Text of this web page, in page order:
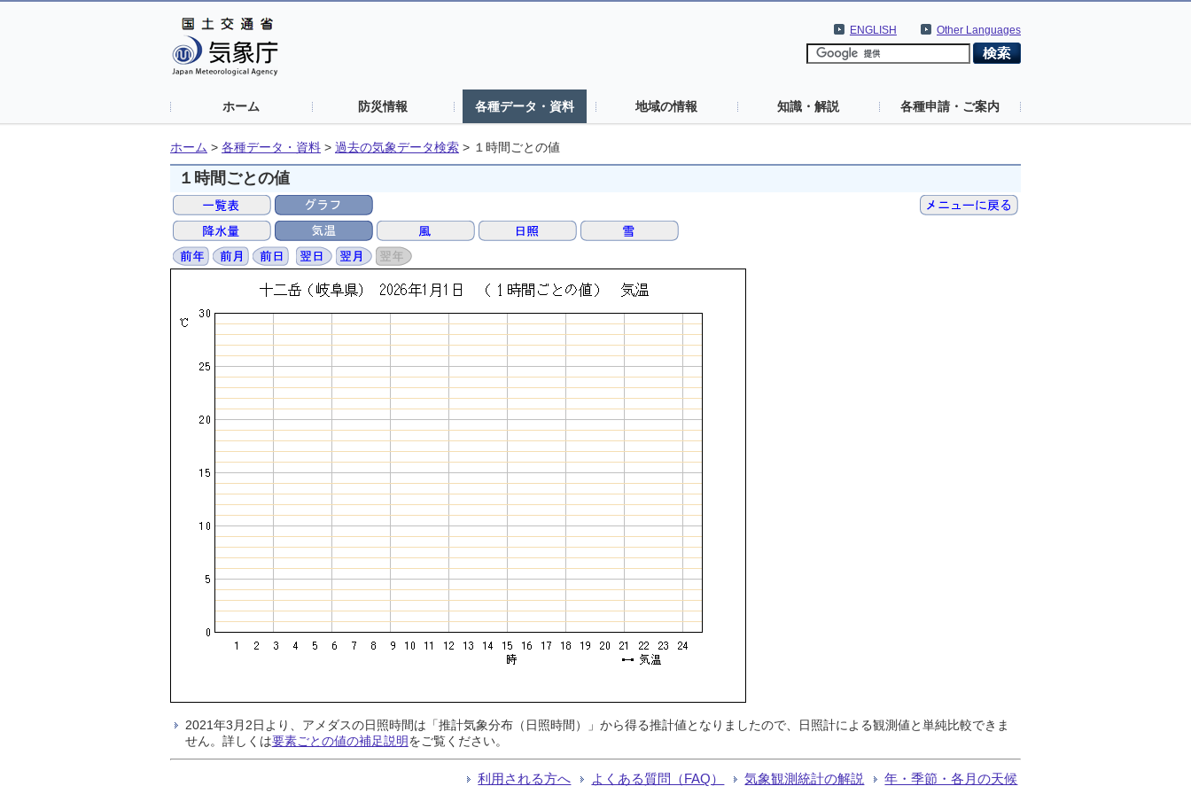
Other Languages
ENGLISH
ホーム 防災情報 各種データ・資料 地域の情報 知識・解説 各種申請・ご案内
ホーム > 各種データ・資料 > 過去の気象データ検索 > １時間ごとの値
１時間ごとの値
2021年3月2日より、アメダスの日照時間は「推計気象分布（日照時間）」から得る推計値となりましたので、日照計による観測値と単純比較できま
せん。詳しくは要素ごとの値の補足説明をご覧ください。
利用される方へ よくある質問（FAQ） 気象観測統計の解説 年・季節・各月の天候